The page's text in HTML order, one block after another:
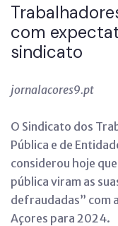
com
sindicato
jornalacores9.pt
O Sindicato dos
Pública e de
considerou hoje
pública viram as
defraudadas” com
Açores para 2024.